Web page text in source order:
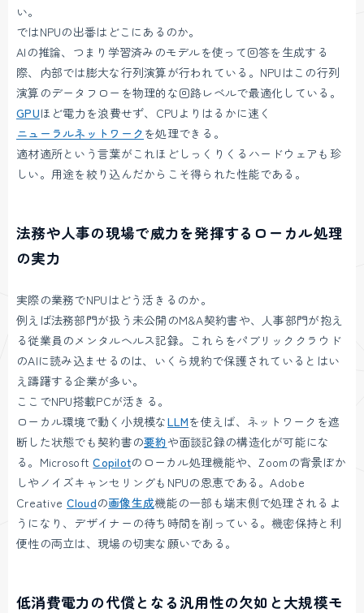
い。
ではNPUの出番はどこにあるのか。
AIの推論、つまり学習済みのモデルを使って回答を生成する
際、内部では膨大な行列演算が行われている。NPUはこの行列
演算のデータフローを物理的な回路レベルで最適化している。
GPUほど電力を浪費せず、CPUよりはるかに速く
ニューラルネットワーク を処理できる。
適材適所という言葉がこれほどしっくりくるハードウェアも珍
しい。用途を絞り込んだからこそ得られた性能である。
法務や人事の現場で威力を発揮するローカル処理
の実力
実際の業務でNPUはどう活きるのか。
例えば法務部門が扱う未公開のM&A契約書や、人事部門が抱え
る従業員のメンタルヘルス記録。これらをパブリッククラウド
のAIに読み込ませるのは、いくら規約で保護されているとはい
え躊躇する企業が多い。
ここでNPU搭載PCが活きる。
ローカル環境で動く小規模なLLMを使えば、ネットワークを遮
断した状態でも契約書の要約や面談記録の構造化が可能にな
る。MicrosoftCopilotのローカル処理機能や、Zoomの背景ぼか
しやノイズキャンセリングもNPUの恩恵である。Adobe
Creative Cloudの画像生成機能の一部も端末側で処理されるよ
うになり、デザイナーの待ち時間を削っている。機密保持と利
便性の両立は、現場の切実な願いである。
低消費電力の代償となる汎用性の欠如と大規模モ